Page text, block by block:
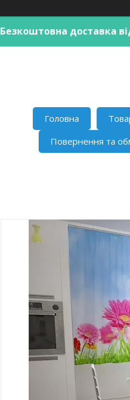
Безкоштовна доставка
Головна
Повернення та